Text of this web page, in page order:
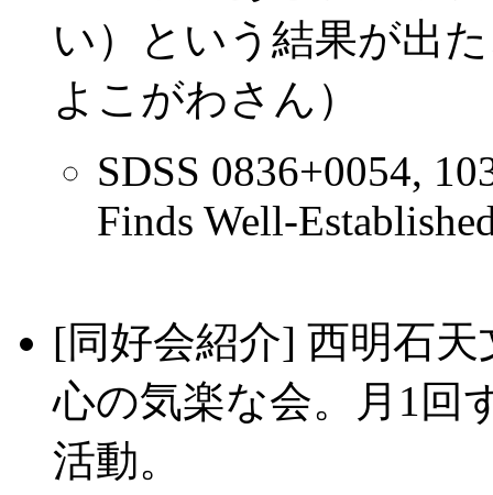
い）という結果が出
よこがわさん）
SDSS 0836+0054,
Finds Well-
[同好会紹介] 西明石
心の気楽な会。月1回
活動。